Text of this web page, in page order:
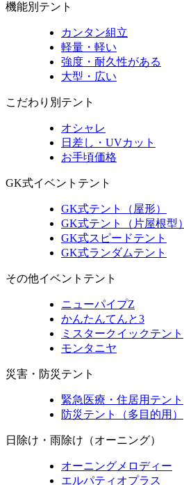
機能別テント
カンタン組立
軽量・軽い
強度・耐久性がある
大型・広い
こだわり別テント
オシャレ
日差し・UVカット
お手頃価格
GK式イベントテント
GK式テント（屋形）
GK式テント（片屋根型）
GK式スピードテント
GK式ランダムテント
その他イベントテント
ニューパイプZ
かんたんてんと3
ミスタークイックテント
モンタニヤ
災害・防災テント
緊急医療・住居用テント
防災テント（多目的用）
日除け・雨除け（オーニング）
オーニングメロディー
エルパティオプラス